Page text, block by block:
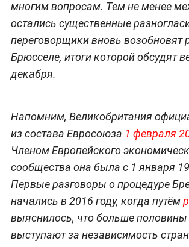
многим вопросам. Тем не менее
остались существенные
переговорщики вновь возобновят
Брюсселе, итоги которой обсудят
декабря.
Напомним, Великобритания
из состава Евросоюза 1 февраля
Членом Европейского
сообщества она была с 1 января
Первые разговоры о процедуре
начались в 2016 году, когда путём
выяснилось, что больше половины
выступают за независимость